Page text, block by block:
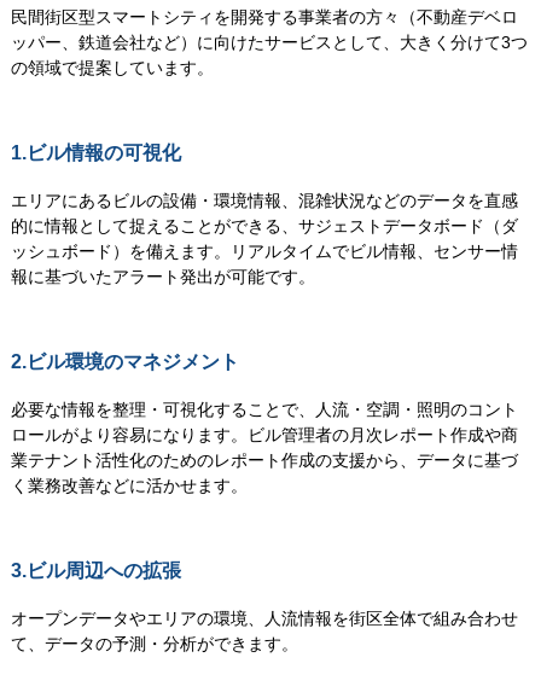
民間街区型スマートシティを開発する事業者の方々（不動産デベロ
ッパー、鉄道会社など）に向けたサービスとして、大きく分けて3つ
の領域で提案しています。
1.ビル情報の可視化
エリアにあるビルの設備・環境情報、混雑状況などのデータを直感
的に情報として捉えることができる、サジェストデータボード（ダ
ッシュボード）を備えます。リアルタイムでビル情報、センサー情
報に基づいたアラート発出が可能です。
2.ビル環境のマネジメント
必要な情報を整理・可視化することで、人流・空調・照明のコント
ロールがより容易になります。ビル管理者の月次レポート作成や商
業テナント活性化のためのレポート作成の支援から、データに基づ
く業務改善などに活かせます。
3.ビル周辺への拡張
オープンデータやエリアの環境、人流情報を街区全体で組み合わせ
て、データの予測・分析ができます。